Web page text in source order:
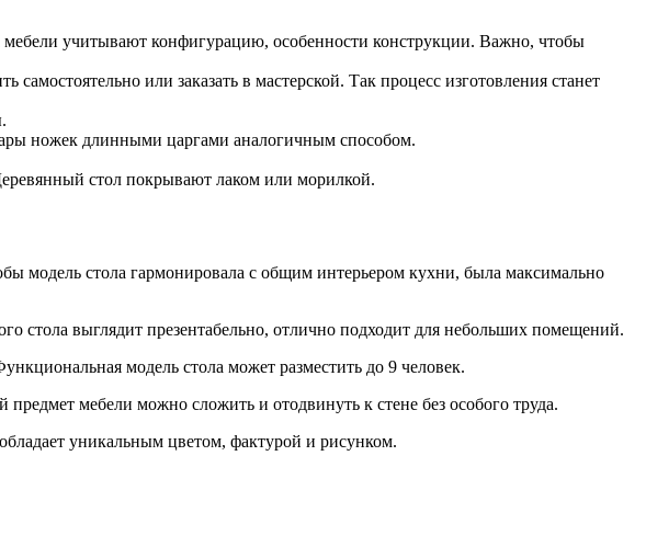
учитывают конфигурацию, особенности конструкции. Важно, чтобы
или заказать в мастерской. Так процесс изготовления станет
ножек длинными царгами аналогичным способом.
стол покрывают лаком или морилкой.
модель стола гармонировала с общим интерьером кухни, была максимально
стола выглядит презентабельно, отлично подходит для небольших помещений.
модель стола может разместить до 9 человек.
мебели можно сложить и отодвинуть к стене без особого труда.
уникальным цветом, фактурой и рисунком.